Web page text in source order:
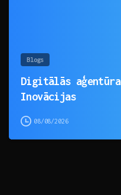
Blogs
Digitālās
Inovācijas
08/08/2026